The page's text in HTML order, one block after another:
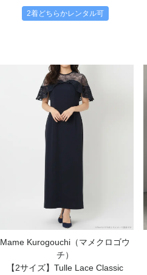
2着どちらかレンタル可
Mame Kurogouchi（マメクロゴウ
チ）
【2サイズ】Tulle Lace Classic